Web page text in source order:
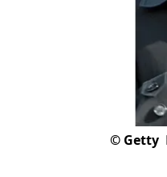
© Getty